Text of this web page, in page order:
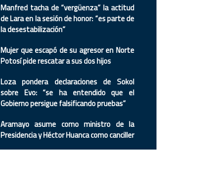
Manfred tacha de “vergüenza” la actitud
de Lara en la sesión de honor: “es parte de
la desestabilización”
Mujer que escapó de su agresor en Norte
Potosí pide rescatar a sus dos hijos
Loza pondera declaraciones de Sokol
sobre Evo: “se ha entendido que el
Gobierno persigue falsificando pruebas”
Aramayo asume como ministro de la
Presidencia y Héctor Huanca como canciller